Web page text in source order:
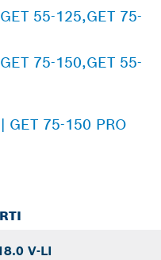
55-125,GET 75-
75-150,GET 55-
75-150 PRO
V-LI